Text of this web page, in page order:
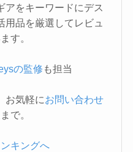
アをキーワードにデス
用品を厳選してレビュ
す。
の監修 も担当
お気軽にお問い合わせ
まで。
キングへ